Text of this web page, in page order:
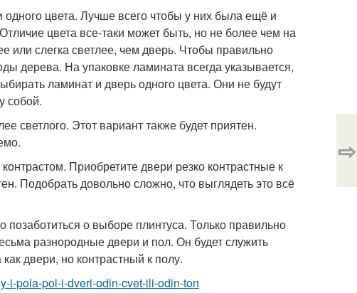
цвета. Лучше всего чтобы у них была ещё и
цвета все-таки может быть, но не более чем на
или слегка светлее, чем дверь. Чтобы правильно
дерева. На упаковке ламината всегда указывается,
ламинат и дверь одного цвета. Они не будут
собой.
светлого. Этот вариант также будет приятен.
Приобретите двери резко контрастные к
Подобрать довольно сложно, что выглядеть это всё
позаботиться о выборе плинтуса. Только правильно
разнородные двери и пол. Он будет служить
двери, но контрастный к полу.
i-pola-pol-i-dveri-odin-cvet-ili-odin-ton
⇨